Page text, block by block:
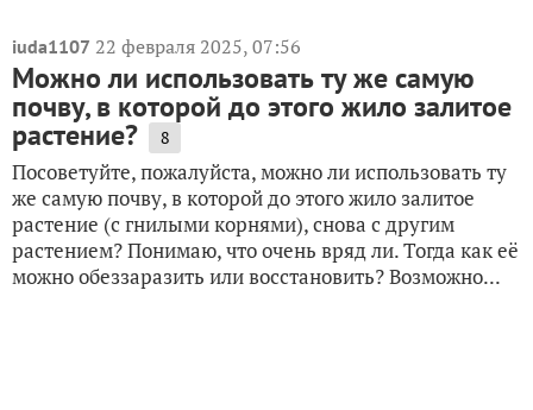
iuda1107 22 февраля 2025, 07:56
Можно ли использовать ту же самую
почву, в которой до этого жило залитое
растение? 8
Посоветуйте, пожалуйста, можно ли использовать ту
же самую почву, в которой до этого жило залитое
растение (с гнилыми корнями), снова с другим
растением? Понимаю, что очень вряд ли. Тогда как её
можно обеззаразить или восстановить? Возможно...